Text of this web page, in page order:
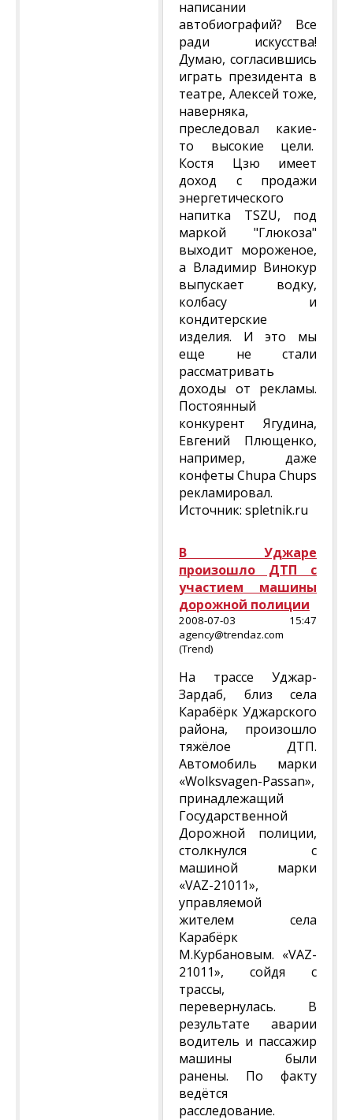
написании
автобиографий? Все
ради искусства!
Думаю, согласившись
играть президента в
театре, Алексей тоже,
наверняка,
преследовал какие-
то высокие цели.
Костя Цзю имеет
доход с продажи
энергетического
напитка TSZU, под
маркой "Глюкоза"
выходит мороженое,
а Владимир Винокур
выпускает водку,
колбасу и
кондитерские
изделия. И это мы
еще не стали
рассматривать
доходы от рекламы.
Постоянный
конкурент Ягудина,
Евгений Плющенко,
например, даже
конфеты Chupa Chups
рекламировал.
Источник: spletnik.ru
В Уджаре
произошло ДТП с
участием машины
дорожной полиции
2008-07-03 15:47
agency@trendaz.com
(Trend)
На трассе Уджар-
Зардаб, близ села
Карабёрк Уджарского
района, произошло
тяжёлое ДТП.
Автомобиль марки
«Wolksvagen-Passan»,
принадлежащий
Государственной
Дорожной полиции,
столкнулся с
машиной марки
«VAZ-21011»,
управляемой
жителем села
Карабёрк
М.Курбановым. «VAZ-
21011», сойдя с
трассы,
перевернулась. В
результате аварии
водитель и пассажир
машины были
ранены. По факту
ведётся
расследование.